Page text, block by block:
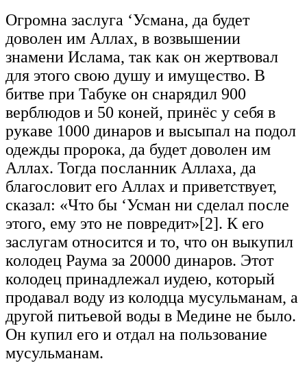
Огромна заслуга ‘Усмана, да будет
доволен им Аллах, в возвышении
знамени Ислама, так как он жертвовал
для этого свою душу и имущество. В
битве при Табуке он снарядил 900
верблюдов и 50 коней, принёс у себя в
рукаве 1000 динаров и высыпал на подол
одежды пророка, да будет доволен им
Аллах. Тогда посланник Аллаха, да
благословит его Аллах и приветствует,
сказал: «Что бы ‘Усман ни сделал после
этого, ему это не повредит»[2]. К его
заслугам относится и то, что он выкупил
колодец Раума за 20000 динаров. Этот
колодец принадлежал иудею, который
продавал воду из колодца мусульманам, а
другой питьевой воды в Медине не было.
Он купил его и отдал на пользование
мусульманам.